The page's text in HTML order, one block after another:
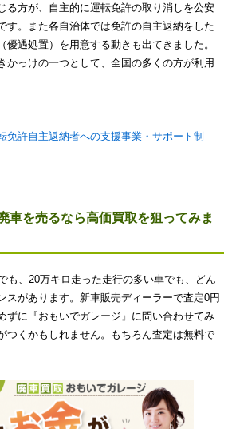
る方が、自主的に運転免許の取り消しを公安
す。また各自治体では免許の自主返納をした
優遇処置）を用意する動きも出てきました。
かっけの一つとして、全国の多くの方が利用
転免許自主返納者への支援事業・サポート制
を売るなら高価買取を狙ってみま
も、20万キロ走った走行の多い車でも、どん
スがあります。新車販売ディーラーで査定0円
ずに『おもいでガレージ』に問い合わせてみ
つくかもしれません。もちろん査定は無料で